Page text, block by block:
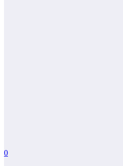
0